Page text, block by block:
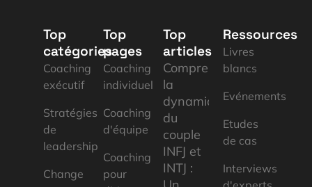
Top
catégories
Coaching
exécutif
Stratégies
de
leadership
Change
Top
pages
Coaching
individuel
Coaching
d'équipe
Coaching
pour
Top
articles
Comprendre
la
dynamique
du
couple
INFJ et
INTJ :
Ressources
Livres
blancs
Evénements
Etudes
de cas
Interviews